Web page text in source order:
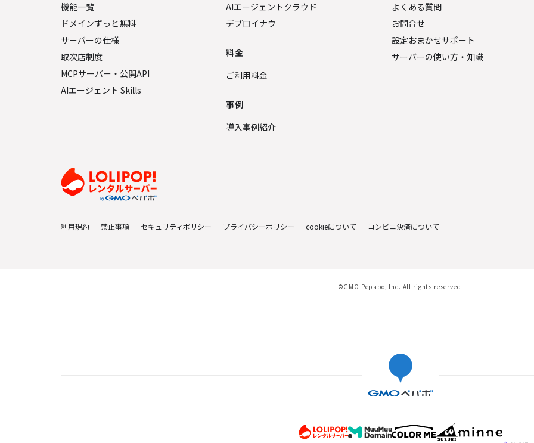
機能一覧
ドメインずっと無料
サーバーの仕様
取次店制度
MCPサーバー・公開API
AIエージェント Skills
AIエージェントクラウド
デプロイナウ
料金
ご利用料金
事例
導入事例紹介
よくある質問
お問合せ
設定おまかせサポート
サーバーの使い方・知識
利用規約 禁止事項 セキュリティポリシー プライバシーポリシー cookieについて コンビニ決済について
©GMO Pepabo, Inc. All rights reserved.